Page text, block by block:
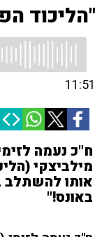
"הליכוד
11:51
ח"כ נעמה
מילביצקי
אותו
באונס!"